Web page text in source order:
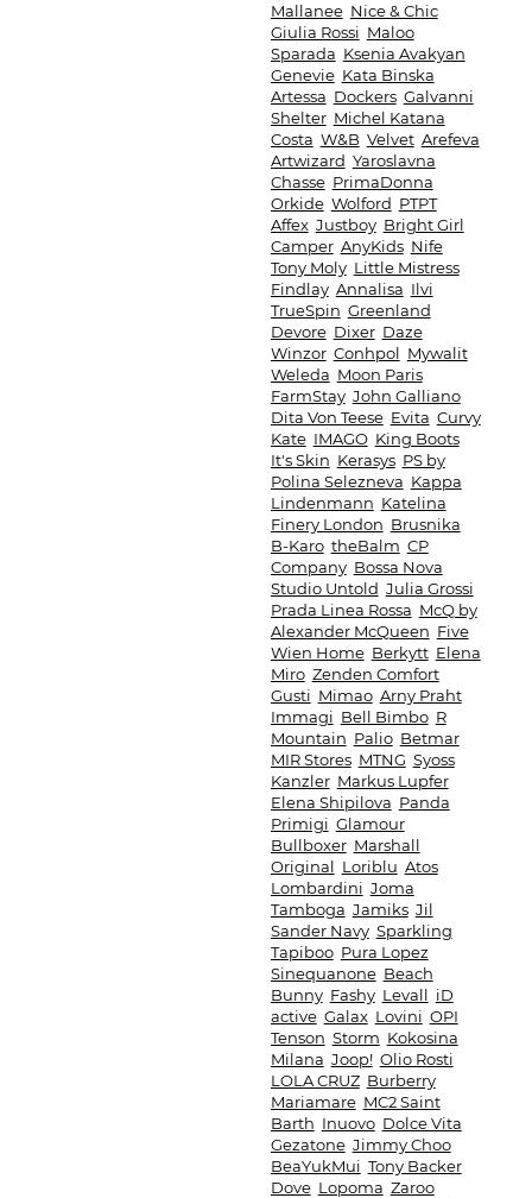
Mallanee Nice & Chic
Giulia Rossi Maloo
Sparada Ksenia Avakyan
Genevie Kata Binska
Artessa Dockers Galvanni
Shelter Michel Katana
Costa W&B Velvet Arefeva
Artwizard Yaroslavna
Chasse PrimaDonna
Orkide Wolford PTPT
Affex Justboy Bright Girl
Camper AnyKids Nife
Tony Moly Little Mistress
Findlay Annalisa Ilvi
TrueSpin Greenland
Devore Dixer Daze
Winzor Conhpol Mywalit
Weleda Moon Paris
FarmStay John Galliano
Dita Von Teese Evita Curvy
Kate IMAGO King Boots
It's Skin Kerasys PS by
Polina Selezneva Kappa
Lindenmann Katelina
Finery London Brusnika
B-Karo theBalm CP
Company Bossa Nova
Studio Untold Julia Grossi
Prada Linea Rossa McQ by
Alexander McQueen Five
Wien Home Berkytt Elena
Miro Zenden Comfort
Gusti Mimao Arny Praht
Immagi Bell Bimbo R
Mountain Palio Betmar
MIR Stores MTNG Syoss
Kanzler Markus Lupfer
Elena Shipilova Panda
Primigi Glamour
Bullboxer Marshall
Original Loriblu Atos
Lombardini Joma
Tamboga Jamiks Jil
Sander Navy Sparkling
Tapiboo Pura Lopez
Sinequanone Beach
Bunny Fashy Levall iD
active Galax Lovini OPI
Tenson Storm Kokosina
Milana Joop! Olio Rosti
LOLA CRUZ Burberry
Mariamare MC2 Saint
Barth Inuovo Dolce Vita
Gezatone Jimmy Choo
BeaYukMui Tony Backer
Dove Lopoma Zaroo